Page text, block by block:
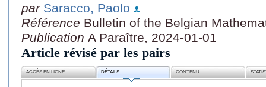
par Saracco, Paolo
Référence Bulletin of the Belgian
Publication A Paraître, 2024-01-01
Article révisé par les pairs
ACCÈS EN LIGNE DÉTAILS CONTENU